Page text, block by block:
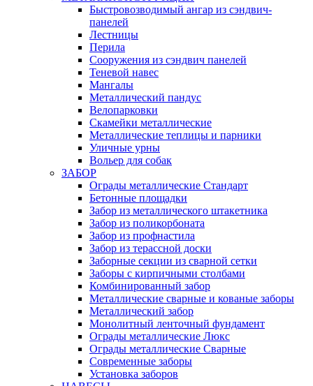
Быстровозводимый ангар из сэндвич-
панелей
Лестницы
Перила
Сооружения из сэндвич панелей
Теневой навес
Мангалы
Металлический пандус
Велопарковки
Скамейки металлические
Металлические теплицы и парники
Уличные урны
Вольер для собак
ЗАБОР
Ограды металлические Стандарт
Бетонные площадки
Забор из металлического штакетника
Забор из поликорбоната
Забор из профнастила
Забор из терассной доски
Заборные секции из сварной сетки
Заборы с кирпичными столбами
Комбинированный забор
Металлические сварные и кованые заборы
Металлический забор
Монолитный ленточный фундамент
Ограды металлические Люкс
Ограды металлические Сварные
Современные заборы
Установка заборов